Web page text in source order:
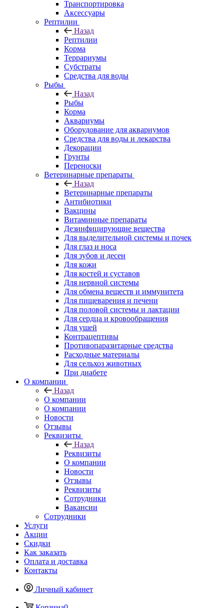
Транспортировка
Аксессуары
Рептилии
Назад
Рептилии
Корма
Террариумы
Субстраты
Средства для воды
Рыбы
Назад
Рыбы
Корма
Аквариумы
Оборудование для аквариумов
Средства для воды и лекарства
Декорации
Грунты
Переноски
Ветеринарные препараты
Назад
Ветеринарные препараты
Антибиотики
Вакцины
Витаминные препараты
Дезинфицирующие вещества
Для выделительной системы и почек
Для глаз и носа
Для зубов и десен
Для кожи
Для костей и суставов
Для нервной системы
Для обмена веществ и иммунитета
Для пищеварения и печени
Для половой системы и лактации
Для сердца и кровообращения
Для ушей
Контрацептивы
Противопаразитарные средства
Расходные материалы
Для сельхоз животных
При диабете
О компании
Назад
О компании
О компании
Новости
Отзывы
Реквизиты
Назад
Реквизиты
О компании
Новости
Отзывы
Реквизиты
Сотрудники
Вакансии
Сотрудники
Услуги
Акции
Скидки
Как заказать
Оплата и доставка
Контакты
Личный кабинет